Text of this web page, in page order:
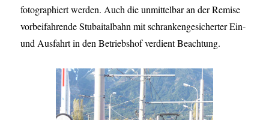
fotographiert werden. Auch die unmittelbar an der Remise
vorbeifahrende Stubaitalbahn mit schrankengesicherter Ein-
und Ausfahrt in den Betriebshof verdient Beachtung.